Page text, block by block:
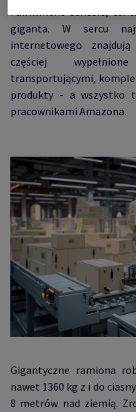
Fulfillment Centers,
giganta. W sercu
internetowego
częściej
transportującymi,
produkty - a wszystko
pracownikami Amazona.
Gigantyczne ramiona
nawet 1360 kg z i do
8 metrów nad ziemią.